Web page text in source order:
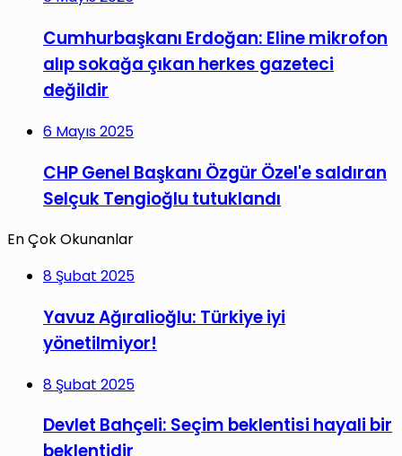
Cumhurbaşkanı Erdoğan: Eline mikrofon
alıp sokağa çıkan herkes gazeteci
değildir
6 Mayıs 2025
CHP Genel Başkanı Özgür Özel'e saldıran
Selçuk Tengioğlu tutuklandı
En Çok Okunanlar
8 Şubat 2025
Yavuz Ağıralioğlu: Türkiye iyi
yönetilmiyor!
8 Şubat 2025
Devlet Bahçeli: Seçim beklentisi hayali bir